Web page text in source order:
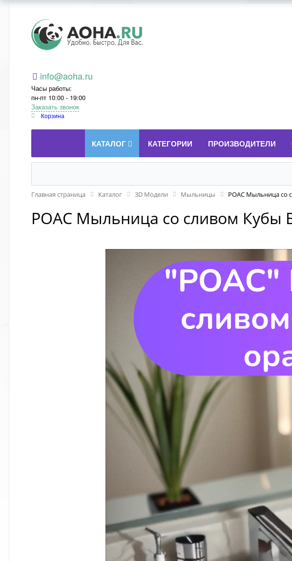
Aoha.ru
info@aoha.ru
Часы работы:
пн-пт 10:00 - 19:00
Заказать звонок
Корзина
КАТАЛОГ КАТЕГОРИИ ПРОИЗВОДИТЕЛИ
Главная страница Каталог 3D Модели Мыльницы POAC Мыльница со
POAC Мыльница со сливом Кубы